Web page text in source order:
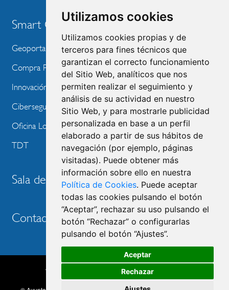
Utilizamos cookies
Utilizamos cookies propias y de
terceros para fines técnicos que
garantizan el correcto funcionamiento
del Sitio Web, analíticos que nos
permiten realizar el seguimiento y
análisis de su actividad en nuestro
Sitio Web, y para mostrarle publicidad
personalizada en base a un perfil
elaborado a partir de sus hábitos de
navegación (por ejemplo, páginas
visitadas). Puede obtener más
información sobre ello en nuestra
Política de Cookies. Puede aceptar
todas las cookies pulsando el botón
“Aceptar”, rechazar su uso pulsando el
botón “Rechazar” o configurarlas
pulsando el botón “Ajustes”.
Aceptar
Rechazar
Smart City
Geoportal
Compra Pública de Innovación
Innovación Tecnológica
Ciberseguridad
Oficina Local de Ayudas Públicas
TDT
Sala de prensa
Contacto
Accesibilidad Aviso legal
Política de privacidad
Política de cookies